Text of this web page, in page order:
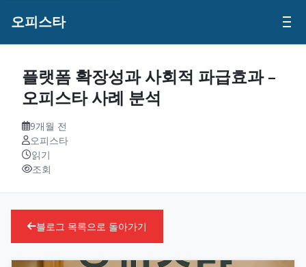
오피스타
플랫폼 확장성과 사회적 파급효과 –
오피스타 사례 분석
9개월 전
오피스타
읽기
조회
블로그 목록으로 돌아가기